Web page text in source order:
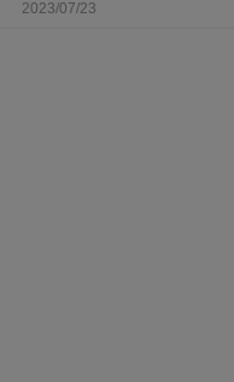
2023/07/23